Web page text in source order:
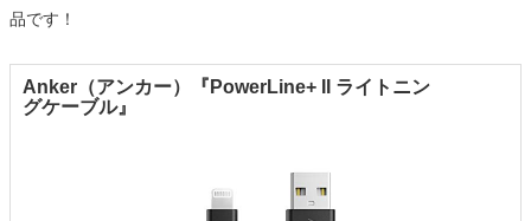
品です！
Anker（アンカー）『PowerLine+ II ライトニン
グケーブル』